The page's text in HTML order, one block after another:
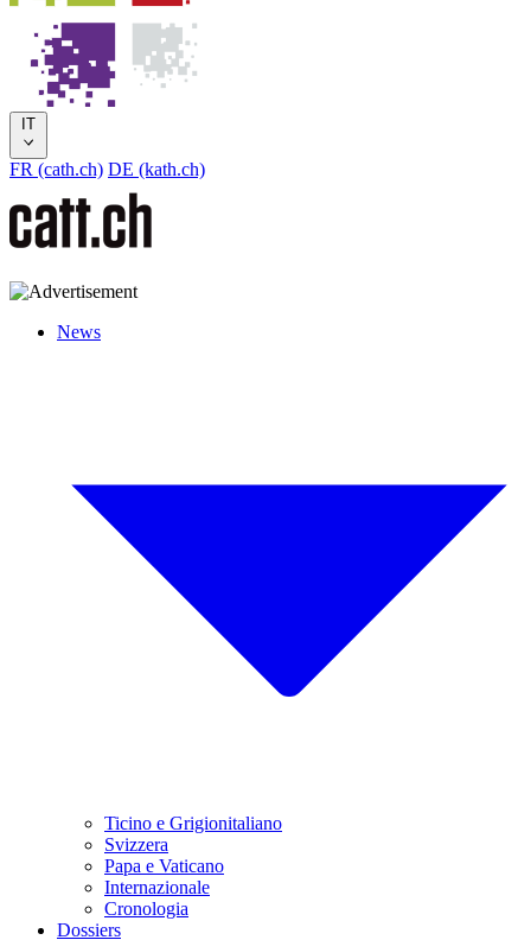
IT
FR (cath.ch) DE (kath.ch)
News
Ticino e Grigionitaliano
Svizzera
Papa e Vaticano
Internazionale
Cronologia
Dossiers